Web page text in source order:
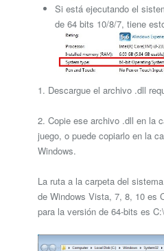
Si está ejecutando el
de 64 bits 10/8/7, tiene
1. Descargue el archivo .dll
2. Copie ese archivo .dll en la
juego, o puede copiarlo en la
Windows.
La ruta a la carpeta del
de Windows Vista, 7, 8, 10 es
para la versión de 64-bits es